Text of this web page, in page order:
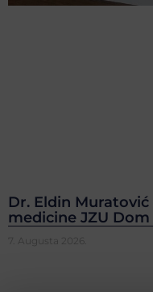
Dr. Eldin
medicine JZU
7. Augusta 2026.